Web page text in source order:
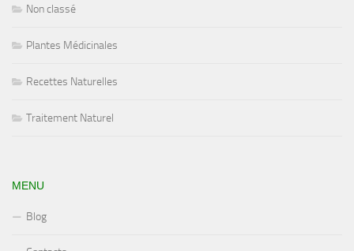
Non classé
Plantes Médicinales
Recettes Naturelles
Traitement Naturel
MENU
Blog